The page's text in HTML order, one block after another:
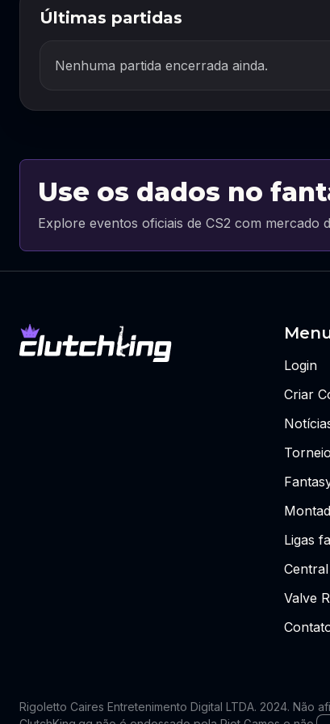
Últimas partidas
Nenhuma partida encerrada ainda.
Use os dados no
Explore eventos oficiais de CS2 com mercado
Login
Criar
Ligas
Valve
Rigoletto Caires Entretenimento Digital LTDA. 2024. Não